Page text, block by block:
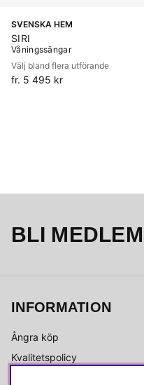
SVENSKA HEM
SIRI
Våningssängar
Välj bland flera utförande
fr. 5 495 kr
BLI MEDLEM
INFORMATION
Ångra köp
Kvalitetspolicy